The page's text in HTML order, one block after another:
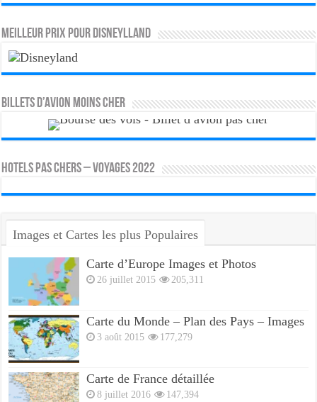
MEILLEUR PRIX POUR DISNEYLLAND
Billets d’avion moins cher
HOTELS PAS CHERS – VOYAGES 2022
Images et Cartes les plus Populaires
Carte d’Europe Images et Photos
26 juillet 2015 205,311
Carte du Monde – Plan des Pays – Images
3 août 2015 177,279
Carte de France détaillée
8 juillet 2016 147,394